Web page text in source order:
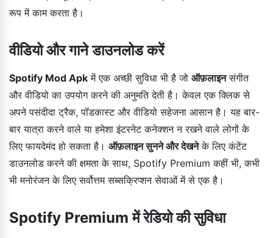
रूप में काम करता है।
वीडियो और गाने डाउनलोड करें
Spotify Mod Apk में एक अच्छी सुविधा भी है जो ऑफ़लाइनसंगीत
और वीडियो का उपयोग करने की अनुमति देती है। केवल एक क्लिक से
अपने पसंदीदा ट्रैक, पॉडकास्ट और वीडियो सहेजना आसान है। यह बार-
बार यात्रा करने वाले या हमेशा इंटरनेट कनेक्शन न रखने वाले लोगों के
लिए फायदेमंद हो सकता है। ऑफ़लाइन सुनने और देखनेके लिए कंटेंट
डाउनलोड करने की क्षमता के साथ, Spotify Premium कहीं भी, कभी
भी मनोरंजन के लिए सर्वोत्तम सब्सक्रिप्शन सेवाओं में से एक है।
Spotify Premium में रेडियो की सुविधा